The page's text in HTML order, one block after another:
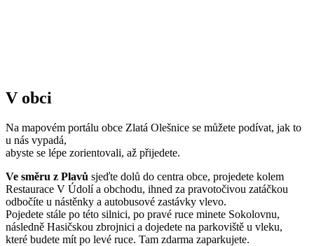
V obci
Na mapovém portálu obce Zlatá Olešnice se můžete podívat, jak to
u nás vypadá,
abyste se lépe zorientovali, až přijedete.
Ve směru z Plavů sjeďte dolů do centra obce, projedete kolem
Restaurace V Údolí a obchodu, ihned za pravotočivou zatáčkou
odbočíte u nástěnky a autobusové zastávky vlevo.
Pojedete stále po této silnici, po pravé ruce minete Sokolovnu,
následně Hasičskou zbrojnici a dojedete na parkoviště u vleku,
které budete mít po levé ruce. Tam zdarma zaparkujete.